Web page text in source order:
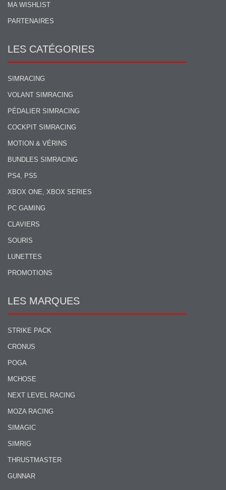
MA WISHLIST
PARTENAIRES
LES CATÉGORIES
SIMRACING
VOLANT SIMRACING
PÉDALIER SIMRACING
COCKPIT SIMRACING
MOTION & VÉRINS
BUNDLES SIMRACING
PS4, PS5
XBOX ONE, XBOX SERIES
PC GAMING
CLAVIERS
SOURIS
LUNETTES
PROMOTIONS
LES MARQUES
STRIKE PACK
CRONUS
POGA
MCHOSE
NEXT LEVEL RACING
MOZA RACING
SIMAGIC
SIMRIG
THRUSTMASTER
GUNNAR